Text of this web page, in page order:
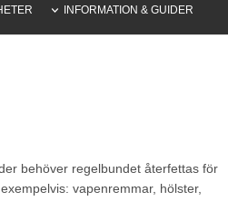
INFORMATION & GUIDER
behöver regelbundet återfettas för
vapenremmar, hölster,